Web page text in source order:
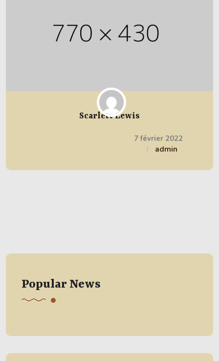
Scarlett Lewis
7 février 2022
admin
Popular News